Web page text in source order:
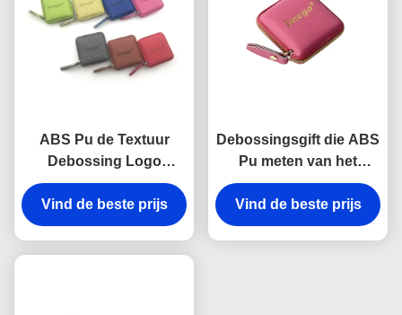
ABS Pu de Textuur
Debossing Logo
Souvenir van Leermini
retractable tape
measure fabric
Vind de beste prijs
Debossingsgift die ABS
Pu meten van het
Bandvierkant In reliëf
gemaakte Embleem
Vind de beste prijs